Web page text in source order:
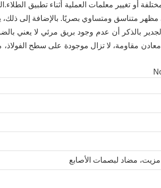
أو تغيير معلمات العملية أثناء تطبيق
متناسق ومتساوي بصريًا. بالإضافة إلى ذلك،
بالذكر أن عدم وجود بريق مرئي لا يعني
مقاومة، لا تزال موجودة على سطح الفولاذ،
مضاد لبصمات الأصابع